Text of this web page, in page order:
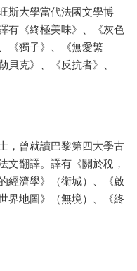
斯大學當代法國文學博
有《終極美味》、《灰色
《獨子》、《無愛繁
克》、《反抗者》、
，曾就讀巴黎第四大學古
文翻譯。譯有《關於稅，
經濟學》（衛城）、《啟
界地圖》（無境）、《終